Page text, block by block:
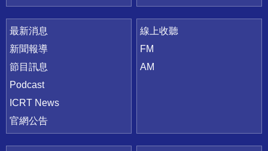
最新消息
新聞報導
節目訊息
Podcast
ICRT News
官網公告
線上收聽
FM
AM